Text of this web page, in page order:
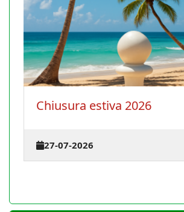
Chiusura estiva 2026
27-07-2026